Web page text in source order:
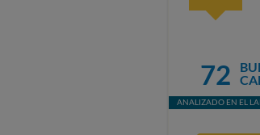
72
ANALIZADO EN EL